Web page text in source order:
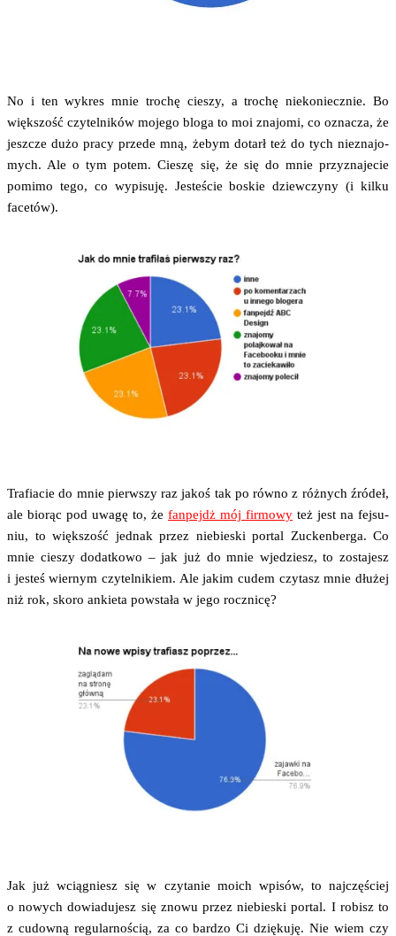
No i ten wykres mnie tro­chę cie­szy, a tro­chę nie­ko­niecz­nie. Bo
więk­szość czy­tel­ni­ków moje­go blo­ga to moi zna­jo­mi, co ozna­cza, że
jesz­cze dużo pra­cy przede mną, żebym dotarł też do tych nie­zna­jo­
mych. Ale o tym potem. Cie­szę się, że się do mnie przy­zna­je­cie
pomi­mo tego, co wypi­su­ję. Jeste­ście boskie dziew­czy­ny (i kil­ku
facetów).
Tra­fia­cie do mnie pierw­szy raz jakoś tak po rów­no z róż­nych źró­deł,
ale bio­rąc pod uwa­gę to, że fan­pejdż mój fir­mo­wy też jest na fej­su­
niu, to więk­szość jed­nak przez nie­bie­ski por­tal Zuc­ken­ber­ga. Co
mnie cie­szy dodat­ko­wo – jak już do mnie wje­dziesz, to zosta­jesz
i jesteś wier­nym czy­tel­ni­kiem. Ale jakim cudem czy­tasz mnie dłu­żej
niż rok, sko­ro ankie­ta powsta­ła w jego rocznicę?
Jak już wcią­gniesz się w czy­ta­nie moich wpi­sów, to naj­czę­ściej
o nowych dowia­du­jesz się zno­wu przez nie­bie­ski por­tal. I robisz to
z cudow­ną regu­lar­no­ścią, za co bar­dzo Ci dzię­ku­ję. Nie wiem czy